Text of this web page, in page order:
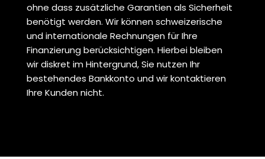
ohne dass zusätzliche Garantien als Sicherheit
benötigt werden. Wir können schweizerische
und internationale Rechnungen für Ihre
Finanzierung berücksichtigen. Hierbei bleiben
wir diskret im Hintergrund, Sie nutzen Ihr
bestehendes Bankkonto und wir kontaktieren
Ihre Kunden nicht.